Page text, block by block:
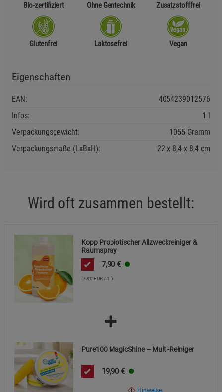
Bio-zertifiziert Ohne Gentechnik Zusatzstofffrei
Glutenfrei Laktosefrei Vegan
Eigenschaften
EAN:
4054239012576
Infos:
1 l
Verpackungsgewicht:
1055 Gramm
Verpackungsmaße (LxBxH):
22 8,4 8,4 cm
Wird oft zusammen bestellt:
Kopp Probiotischer Allzweckreiniger &
Raumspray
7,90 €
(7,90 EUR / 1 l)
Pure100 MagicShine – Multi-Reiniger
19,90 €
Hinweise